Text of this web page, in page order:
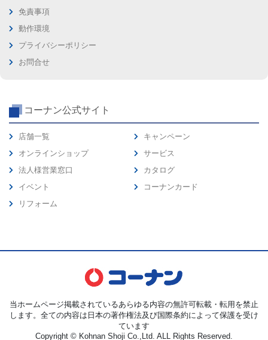
免責事項
動作環境
プライバシーポリシー
お問合せ
コーナン公式サイト
店舗一覧
オンラインショップ
法人様営業窓口
イベント
リフォーム
キャンペーン
サービス
カタログ
コーナンカード
当ホームページ掲載されているあらゆる内容の無許可転載・転用を禁止
します。全ての内容は日本の著作権法及び国際条約によって保護を受け
ています
Copyright © Kohnan Shoji Co.,Ltd. ALL Rights Reserved.